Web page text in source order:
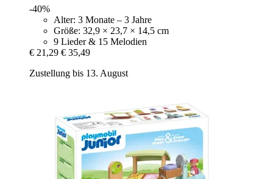
-40%
Alter: 3 Monate – 3 Jahre
Größe: 32,9 × 23,7 × 14,5 cm
9 Lieder & 15 Melodien
€ 21,29 € 35,49
Zustellung bis 13. August